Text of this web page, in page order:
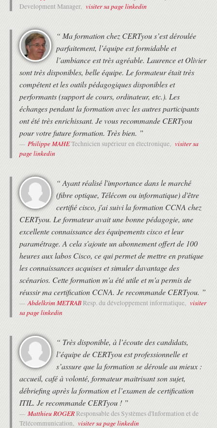
NAT Virtual Interface
Virtualisation de serveurs
Les besoins de la virtualisation réseau
Présentation du Path Isolation
Introduction aux VRF
Introduction au protocole Generic Routing Encapsulation
COMPRENDRE LES RÉSEAUX ET INTERFACES PRIVÉS VIRTUELS
Technologie de VPN Site-to-Site
Présentation des VPN IPSec
IPSec: IKE
Modes IPsec
Types de VPN IPsec
Cisco IOS VTI
Expliquer les principes RF
Décrire les watts et les décibels
Décrire les caractéristiques des antennes
Décrire les normes sans fil IEEE
Identifier les rôles des composants sans fil
EXAMINER LES OPTIONS DE DÉPLOIEMENT SANS FIL
Présentation du déploiement sans fil
Décrire le déploiement d'AP autonomes
Décrire le déploiement centralisé de Cisco WLC
Décrire le déploiement de FlexConnect
Déploiement cloud et son effet sur les réseaux d'entreprise
Décrire la solution Meraki gérée dans le cloud
Options de déploiement des contrôleurs de la gamme Cisco
Catalyst 9800
COMPRENDRE LES SERVICES D'ITINÉRANCE ET DE LOCALISATION SANS
FIL
Présentation
Les groupes et les domaines de mobilité
Les types de mobilités
Décrire les services de localisation
COMPRENDRE LE FONCTIONNEMENT DU POINT D'ACCÈS
Universal AP Priming
Development Manager, visiter sa page linkedin
“ Ma formation chez CERTyou s’est déroulée
parfaitement, l’équipe est formidable et
l’ambiance est très agréable. Laurence et Olivier
sont très disponibles, belle équipe. Le formateur était très
compétent et les outils pédagogiques disponibles et
performants (support de cours, ordinateur, etc.). Les
échanges pendant la formation avec les autres participants
ont été très enrichissant. Je vous recommande CERTyou
pour votre future formation. Très bien. ”
Philippe MAHETechnicien supérieur en électronique, visiter sa
page linkedin
“ Ayant réalisé l'importance dans le marché
(fibre optique, Télécom ou informatique) d'être
certifié cisco, j'ai suivi la formation CCNA chez
CERTyou. Le formateur avait une bonne pédagogie, une
excellente connaissance des équipements cisco et leur
paramétrage. A cela s'ajoute un abonnement offert de 100
heures aux labos Cisco, ce qui permet de mettre en pratique
les connaissances acquises et simuler davantage des
scénarios. Cette formation m'a été utile et m'a permis de
réussir ma certification CCNA. Je recommande CERTyou. ”
Abdelkrim METRABResp. du développement informatique, visiter
sa page linkedin
“ Très disponible, à l’écoute des candidats,
l’équipe de CERTyou est professionnelle et
s’assure que la formation se déroule au mieux :
accueil, café à volonté, formateur maitrisant son sujet,
débriefing après la formation et l’examen de certification
ITIL. Je recommande CERTyou ! ”
Matthieu ROGERResponsable des Systèmes d'Information et de
Télécommunication, visiter sa page linkedin